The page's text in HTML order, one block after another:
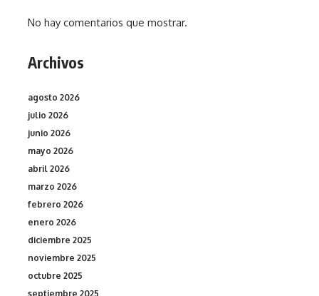
No hay comentarios que mostrar.
Archivos
agosto 2026
julio 2026
junio 2026
mayo 2026
abril 2026
marzo 2026
febrero 2026
enero 2026
diciembre 2025
noviembre 2025
octubre 2025
septiembre 2025